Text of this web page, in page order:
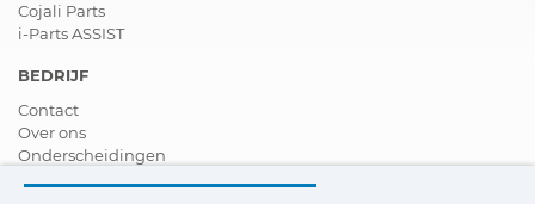
Cojali Parts
i-Parts ASSIST
BEDRIJF
Contact
Over ons
Onderscheidingen